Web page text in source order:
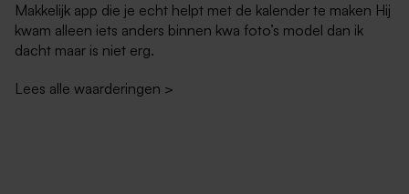
Makkelijk app die je echt helpt met de kalender te maken Hij
kwam alleen iets anders binnen kwa foto’s model dan ik
dacht maar is niet erg.
Lees alle waarderingen >